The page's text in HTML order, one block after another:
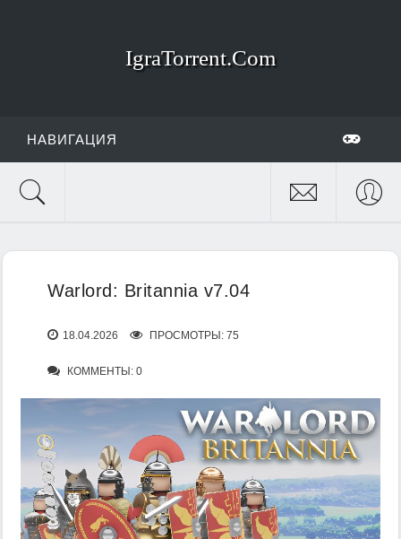
IgraTorrent.Com
НАВИГАЦИЯ
Warlord: Britannia v7.04
18.04.2026 ПРОСМОТРЫ: 75
КОММЕНТЫ: 0